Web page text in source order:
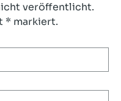
veröffentlicht.
* markiert.